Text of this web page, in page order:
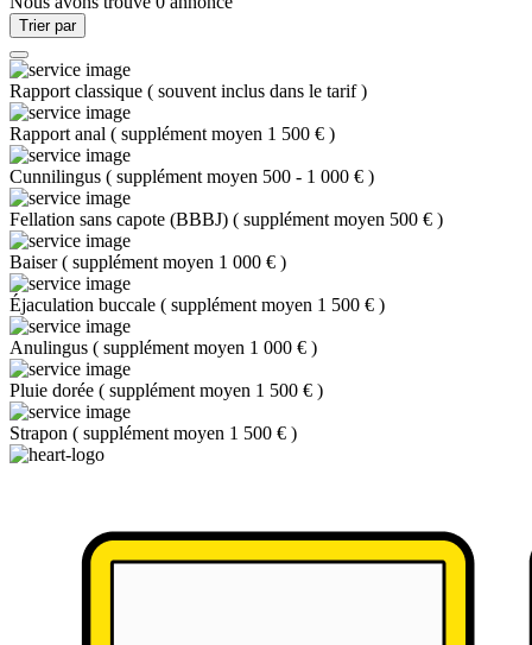
Trier par
Rapport classique ( souvent inclus dans le tarif)
Rapport anal ( supplément moyen 1 500 € )
Cunnilingus ( supplément moyen 500 - 1 000 € )
Fellation sans capote (BBBJ) ( supplément moyen 500 € )
Baiser( supplément moyen 1 000 € )
Éjaculation buccale ( supplément moyen 1 500 € )
Anulingus ( supplément moyen 1 000 € )
Pluie dorée ( supplément moyen 1 500 € )
Strapon ( supplément moyen 1 500 € )